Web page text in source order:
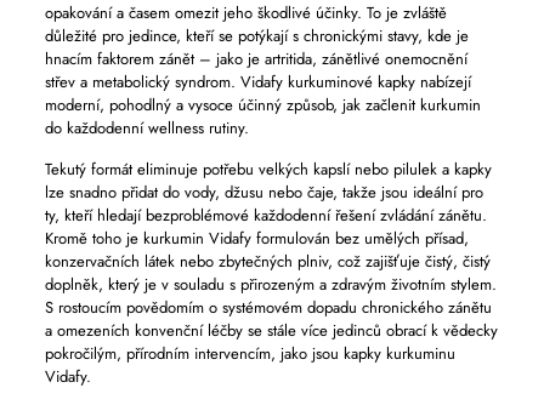
opakování a časem omezit jeho škodlivé účinky. To je zvláště
důležité pro jedince, kteří se potýkají s chronickými stavy, kde je
hnacím faktorem zánět – jako je artritida, zánětlivé onemocnění
střev a metabolický syndrom. Vidafy kurkuminové kapky nabízejí
moderní, pohodlný a vysoce účinný způsob, jak začlenit kurkumin
do každodenní wellness rutiny.
Tekutý formát eliminuje potřebu velkých kapslí nebo pilulek a kapky
lze snadno přidat do vody, džusu nebo čaje, takže jsou ideální pro
ty, kteří hledají bezproblémové každodenní řešení zvládání zánětu.
Kromě toho je kurkumin Vidafy formulován bez umělých přísad,
konzervačních látek nebo zbytečných plniv, což zajišťuje čistý, čistý
doplněk, který je v souladu s přirozeným a zdravým životním stylem.
S rostoucím povědomím o systémovém dopadu chronického zánětu
a omezeních konvenční léčby se stále více jedinců obrací k vědecky
pokročilým, přírodním intervencím, jako jsou kapky kurkuminu
Vidafy.